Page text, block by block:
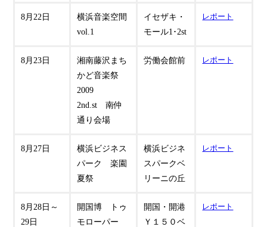
8月22日
横浜音楽空間
vol.1
イセザキ・
モール1･2st
レポート
8月23日
湘南藤沢まち
かど音楽祭
2009
2nd.st 南仲
通り会場
労働会館前 レポート
8月27日
横浜ビジネス
パーク 楽園
夏祭
横浜ビジネ
スパークベ
リーニの丘
レポート
8月28日～
29日
開国博 トゥ
モローパー
開国・開港
Ｙ１５０ベ
レポート